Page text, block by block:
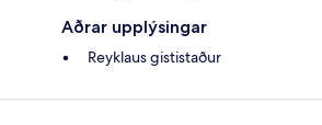
Aðrar upplýsingar
Reyklaus gististaður